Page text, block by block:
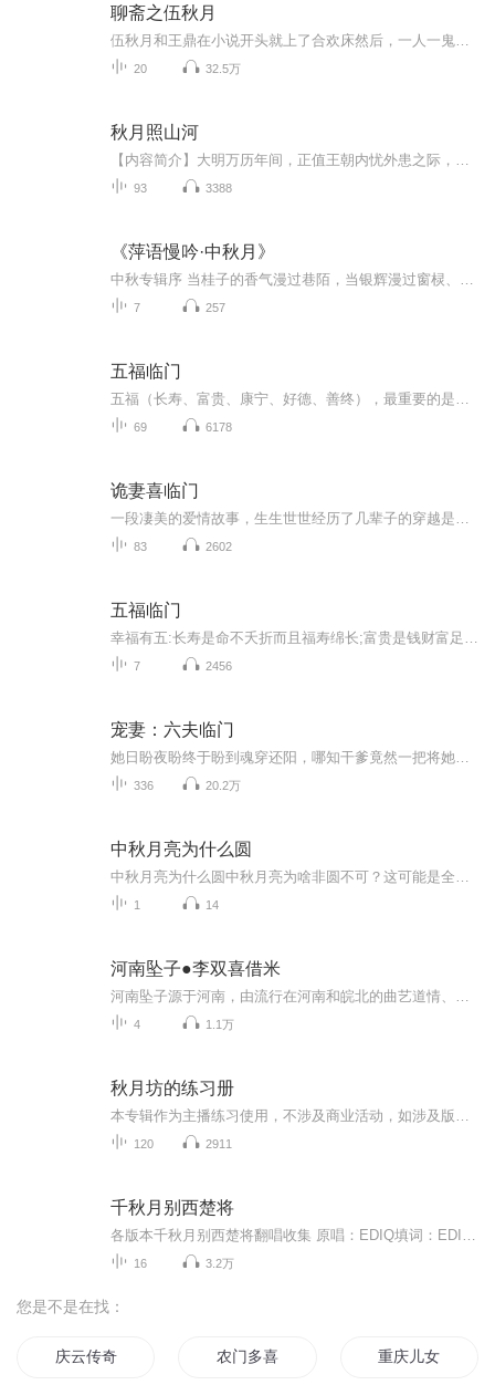
聊斋之伍秋月
20 32.5万
秋月照山河
93 3388
《萍语慢吟·中秋月》
7 257
五福临门
69 6178
诡妻喜临门
83 2602
五福临门
7 2456
宠妻：六夫临门
336 20.2万
中秋月亮为什么圆
1 14
河南坠子●李双喜借米
4 1.1万
秋月坊的练习册
120 2911
千秋月别西楚将
16 3.2万
您是不是在找：
庆云传奇 农门多喜 重庆儿女